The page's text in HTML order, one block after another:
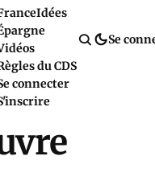
Idées
du CDS
connecter
Se